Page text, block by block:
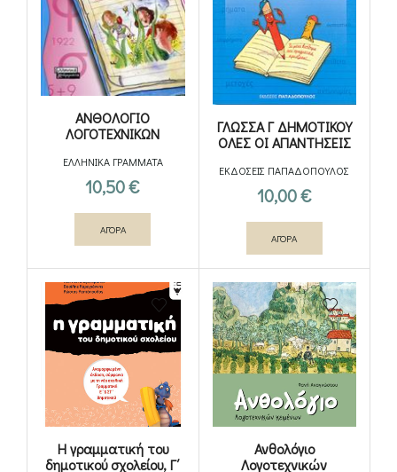
ΑΝΘΟΛΟΓΙΟ
ΛΟΓΟΤΕΧΝΙΚΩΝ
ΔΗΜΟΤΙΚΟΥ
ΕΛΛΗΝΙΚΑ ΓΡΑΜΜΑΤΑ
10,50€
ΑΓΟΡΑ
ΓΛΩΣΣΑ Γ ΔΗΜΟΤΙΚΟΥ
ΟΛΕΣ ΟΙ ΑΠΑΝΤΗΣΕΙΣ
ΕΚΔΟΣΕΙΣ ΠΑΠΑΔΟΠΟΥΛΟΣ
10,00€
ΑΓΟΡΑ
Η γραμματική του
δημοτικού σχολείου, Γ΄
Ανθολόγιο
Λογοτεχνικών